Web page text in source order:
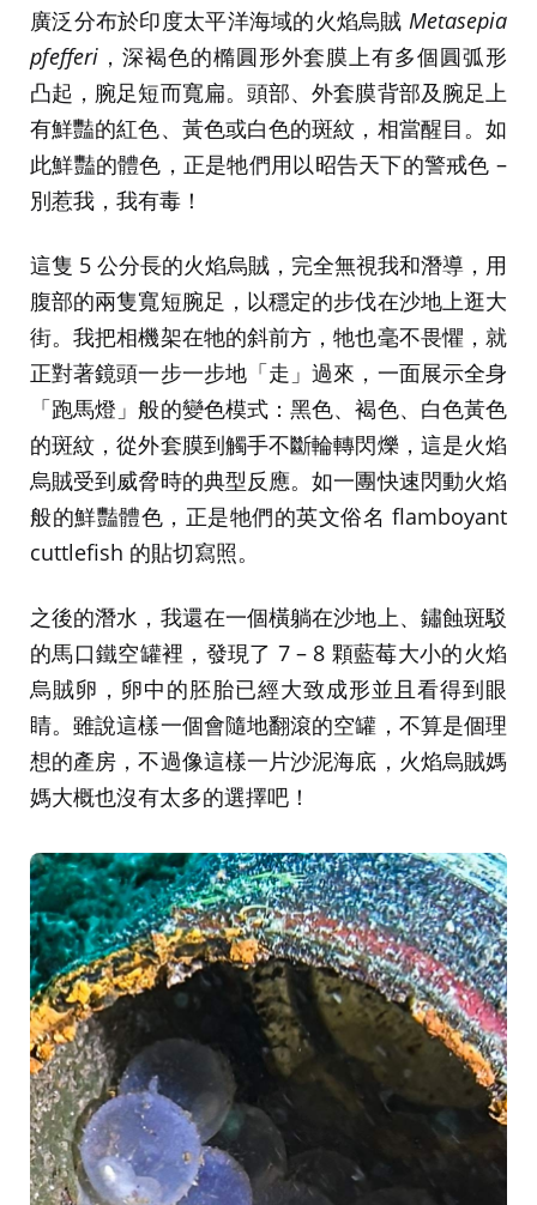
廣泛分布於印度太平洋海域的火焰烏賊 Metasepia
pfefferi ，深褐色的橢圓形外套膜上有多個圓弧形
凸起，腕足短而寬扁。頭部、外套膜背部及腕足上
有鮮豔的紅色、黃色或白色的斑紋，相當醒目。如
此鮮豔的體色，正是牠們用以昭告天下的警戒色 –
別惹我，我有毒！
這隻 5 公分長的火焰烏賊，完全無視我和潛導，用
腹部的兩隻寬短腕足，以穩定的步伐在沙地上逛大
街。我把相機架在牠的斜前方，牠也毫不畏懼，就
正對著鏡頭一步一步地「走」過來，一面展示全身
「跑馬燈」般的變色模式：黑色、褐色、白色黃色
的斑紋，從外套膜到觸手不斷輪轉閃爍，這是火焰
烏賊受到威脅時的典型反應。如一團快速閃動火焰
般的鮮豔體色，正是牠們的英文俗名 flamboyant
cuttlefish 的貼切寫照。
之後的潛水，我還在一個橫躺在沙地上、鏽蝕斑駁
的馬口鐵空罐裡，發現了 7 – 8 顆藍莓大小的火焰
烏賊卵，卵中的胚胎已經大致成形並且看得到眼
睛。雖說這樣一個會隨地翻滾的空罐，不算是個理
想的產房，不過像這樣一片沙泥海底，火焰烏賊媽
媽大概也沒有太多的選擇吧！